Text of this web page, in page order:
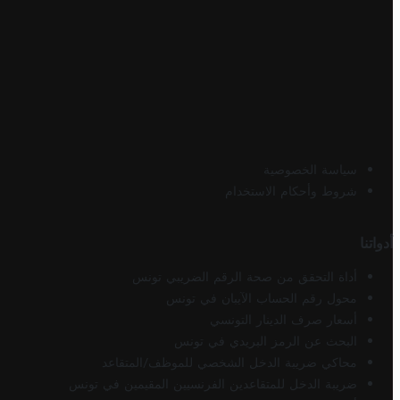
سياسة الخصوصية
شروط وأحكام الاستخدام
أدواتنا
أداة التحقق من صحة الرقم الضريبي تونس
محول رقم الحساب الآيبان في تونس
أسعار صرف الدينار التونسي
البحث عن الرمز البريدي في تونس
محاكي ضريبة الدخل الشخصي للموظف/المتقاعد
ضريبة الدخل للمتقاعدين الفرنسيين المقيمين في تونس